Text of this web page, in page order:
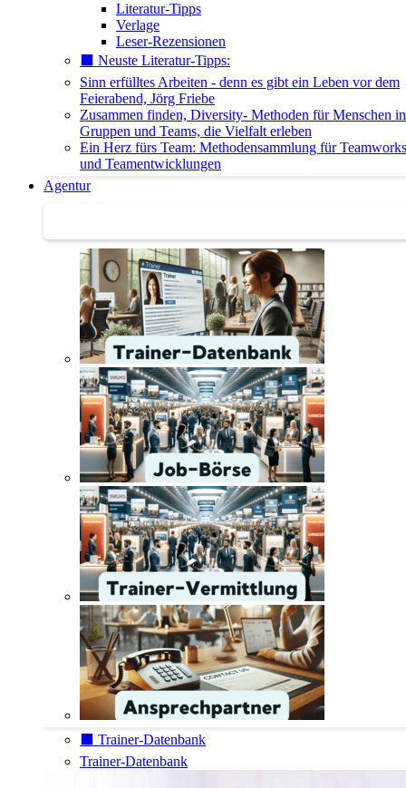
Literatur-Tipps
Verlage
Leser-Rezensionen
⬛️ Neuste Literatur-Tipps:
Sinn erfülltes Arbeiten - denn es gibt ein Leben vor dem
Feierabend, Jörg Friebe
Zusammen finden, Diversity- Methoden für Menschen in
Gruppen und Teams, die Vielfalt erleben
Ein Herz fürs Team: Methodensammlung für
und Teamentwicklungen
Agentur
⬛️ Trainer-Datenbank
Trainer-Datenbank